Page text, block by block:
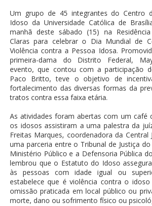
Um grupo de 45 integrantes do Centro
Idoso da Universidade Católica de
manhã deste sábado (15) na
Claras para celebrar o Dia Mundial de
Violência contra a Pessoa Idosa.
primeira-dama do Distrito Federal,
evento, que contou com a participação
Paco Britto, teve o objetivo de
fortalecimento das diversas formas da
tratos contra essa faixa etária.
As atividades foram abertas com um café
os idosos assistiram a uma palestra da
Freitas Marques, coordenadora da Central
uma parceria entre o Tribunal de Justiça
Ministério Público e a Defensoria Pública
lembrou que o Estatuto do Idoso
às pessoas com idade igual ou
estabelece que é violência contra o
omissão praticada em local público ou
morte, dano ou sofrimento físico ou